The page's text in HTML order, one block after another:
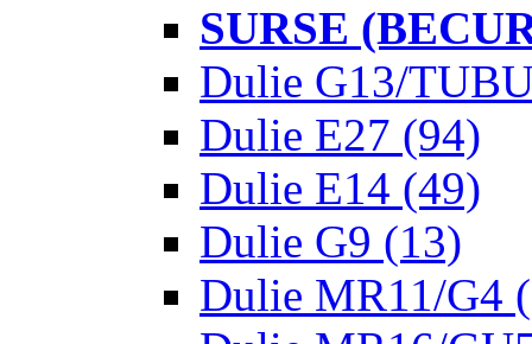
SURSE
Dulie G13/
Dulie E27 (94)
Dulie E14 (49)
Dulie G9 (13)
Dulie MR11/G4